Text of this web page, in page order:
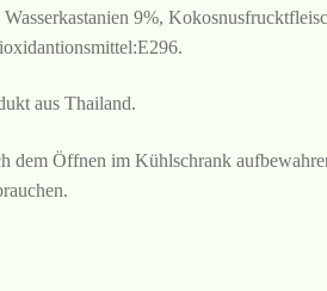
Wasserkastanien 9%,
aus Thailand.
dem Öffnen im Kühlschrank